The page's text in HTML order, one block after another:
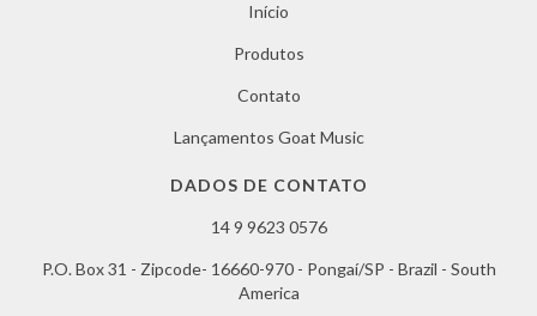
Início
Produtos
Contato
Lançamentos Goat Music
DADOS DE CONTATO
14 9 9623 0576
P.O. Box 31 - Zipcode- 16660-970 - Pongaí/SP - Brazil - South
America